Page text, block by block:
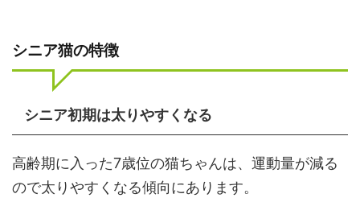
シニア猫の特徴
シニア初期は太りやすくなる
高齢期に入った7歳位の猫ちゃんは、運動量が減る
ので太りやすくなる傾向にあります。